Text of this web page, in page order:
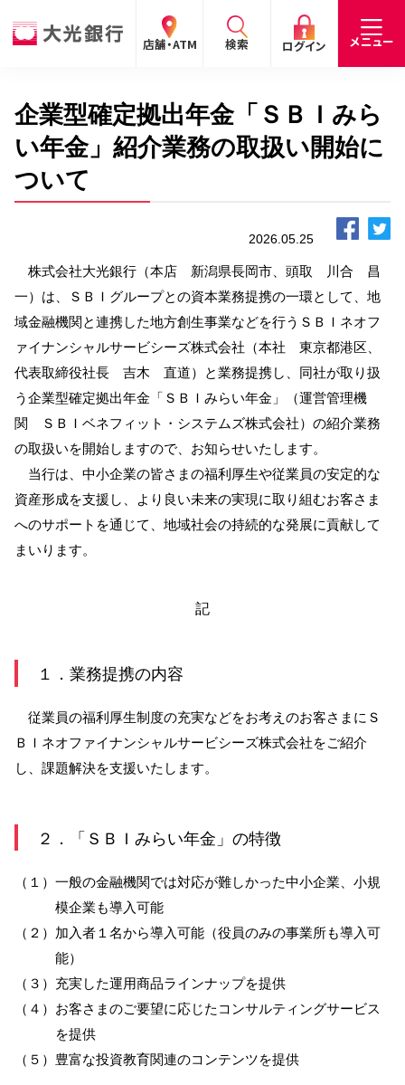
店舗・ATM 検索 ログイン メニュー
閉じる
手数料 預金金利 お問合わせ
IR情報
採用
情報
閉じる
個人のお客さま
たいこうパーソナルe-バンキング
ログイン
デビット会員用 Web
（デビットカードをご利用のお客さま向け）
サービスのご案内 ログイン
たいこうインターネット投信
サービスのご案内 ログイン
たいこうNavi
（たいこうNaviをご利用のお客さま向け）
※たいこうNaviはウェルスナビ株式会社が提供するサービスです。
たいこうオフィスe-バンキング
NBセンター
サービスのご案内
たいこうでんさいサービス
（電子債権をご利用のお客さま向け）
サービスのご案内
Taiko Big Advance
閉じる
企業型確定拠出年金「ＳＢＩみら
い年金」紹介業務の取扱い開始に
ついて
2026.05.25
株式会社大光銀行（本店 新潟県長岡市、頭取 川合 昌
一）は、ＳＢＩグループとの資本業務提携の一環として、地
域金融機関と連携した地方創生事業などを行うＳＢＩネオフ
ァイナンシャルサービシーズ株式会社（本社 東京都港区、
代表取締役社長 吉木 直道）と業務提携し、同社が取り扱
う企業型確定拠出年金「ＳＢＩみらい年金」（運営管理機
関 ＳＢＩベネフィット・システムズ株式会社）の紹介業務
の取扱いを開始しますので、お知らせいたします。
当行は、中小企業の皆さまの福利厚生や従業員の安定的な
資産形成を支援し、より良い未来の実現に取り組むお客さま
へのサポートを通じて、地域社会の持続的な発展に貢献して
まいります。
記
１．業務提携の内容
従業員の福利厚生制度の充実などをお考えのお客さまにＳ
ＢＩネオファイナンシャルサービシーズ株式会社をご紹介
し、課題解決を支援いたします。
２．「ＳＢＩみらい年金」の特徴
（１）一般の金融機関では対応が難しかった中小企業、小規
模企業も導入可能
（２）加入者１名から導入可能（役員のみの事業所も導入可
能）
（３）充実した運用商品ラインナップを提供
（４）お客さまのご要望に応じたコンサルティングサービス
を提供
（５）豊富な投資教育関連のコンテンツを提供